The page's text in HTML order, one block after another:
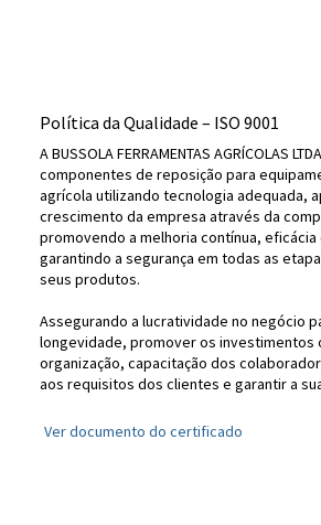
Política da Qualidade – ISO 9001
A BUSSOLA FERRAMENTAS AGRÍCOLAS
componentes de reposição para
agrícola utilizando tecnologia adequada,
crescimento da empresa através da
promovendo a melhoria contínua,
garantindo a segurança em todas as
seus produtos.
Assegurando a lucratividade no negócio
longevidade, promover os investimentos
organização, capacitação dos
aos requisitos dos clientes e garantir a
Ver documento do certificado